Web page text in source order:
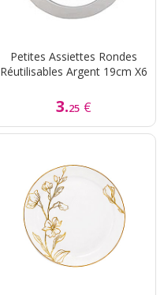
Petites Assiettes Rondes
Réutilisables Argent 19cm X6
3.25 €